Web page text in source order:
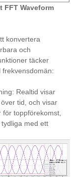
FFT Waveform
konvertera
och
täcker
frekvensdomän:
Realtid visar
tid, och visar
för toppförekomst,
med ett